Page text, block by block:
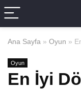
Ana Sayfa » Oyun »
Oyun
En İyi